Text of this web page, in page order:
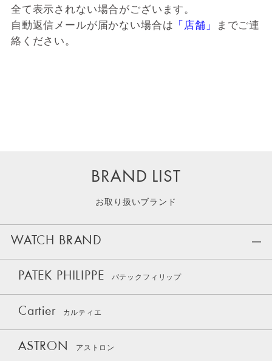
全て表示されない場合がございます。
自動返信メールが届かない場合は 「店舗」
までご連
絡ください。
BRAND LIST
お取り扱いブランド
WATCH BRAND
PATEK PHILIPPE パテックフィリップ
Cartier カルティエ
ASTRON アストロン